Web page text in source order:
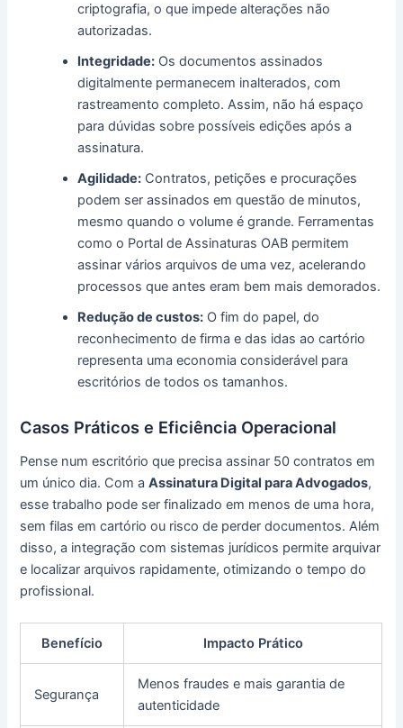
criptografia, o que impede alterações não
autorizadas.
Integridade: Os documentos assinados
digitalmente permanecem inalterados, com
rastreamento completo. Assim, não há espaço
para dúvidas sobre possíveis edições após a
assinatura.
Agilidade: Contratos, petições e procurações
podem ser assinados em questão de minutos,
mesmo quando o volume é grande. Ferramentas
como o Portal de Assinaturas OAB permitem
assinar vários arquivos de uma vez, acelerando
processos que antes eram bem mais demorados.
Redução de custos: O fim do papel, do
reconhecimento de firma e das idas ao cartório
representa uma economia considerável para
escritórios de todos os tamanhos.
Casos Práticos e Eficiência Operacional
Pense num escritório que precisa assinar 50 contratos em
um único dia. Com aAssinatura Digital para Advogados,
esse trabalho pode ser finalizado em menos de uma hora,
sem filas em cartório ou risco de perder documentos. Além
disso, a integração com sistemas jurídicos permite arquivar
e localizar arquivos rapidamente, otimizando o tempo do
profissional.
Benefício Impacto Prático
Segurança
Menos fraudes e mais garantia de
autenticidade